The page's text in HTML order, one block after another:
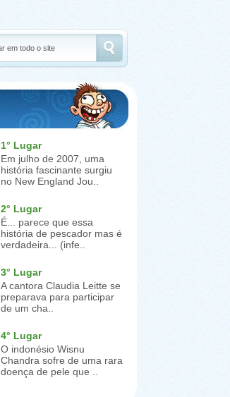
1° Lugar
Em julho de 2007, uma
história fascinante surgiu
no New England Jou..
2° Lugar
É... parece que essa
história de pescador mas é
verdadeira... (infe..
3° Lugar
A cantora Claudia Leitte se
preparava para participar
de um cha..
4° Lugar
O indonésio Wisnu
Chandra sofre de uma rara
doença de pele que ..